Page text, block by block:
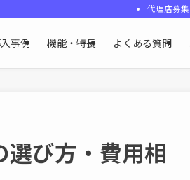
代理店募集
事例 機能・特長 よくある質問
び方・費用相